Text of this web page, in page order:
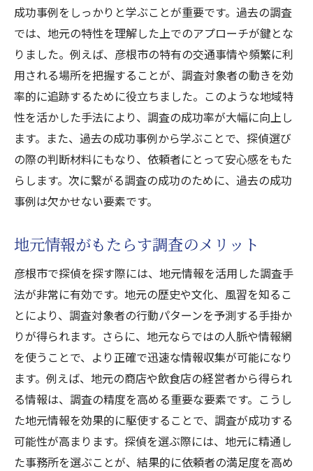
成功事例をしっかりと学ぶことが重要です。過去の調査
では、地元の特性を理解した上でのアプローチが鍵とな
りました。例えば、彦根市の特有の交通事情や頻繁に利
用される場所を把握することが、調査対象者の動きを効
率的に追跡するために役立ちました。このような地域特
性を活かした手法により、調査の成功率が大幅に向上し
ます。また、過去の成功事例から学ぶことで、探偵選び
の際の判断材料にもなり、依頼者にとって安心感をもた
らします。次に繋がる調査の成功のために、過去の成功
事例は欠かせない要素です。
地元情報がもたらす調査のメリット
彦根市で探偵を探す際には、地元情報を活用した調査手
法が非常に有効です。地元の歴史や文化、風習を知るこ
とにより、調査対象者の行動パターンを予測する手掛か
りが得られます。さらに、地元ならではの人脈や情報網
を使うことで、より正確で迅速な情報収集が可能になり
ます。例えば、地元の商店や飲食店の経営者から得られ
る情報は、調査の精度を高める重要な要素です。こうし
た地元情報を効果的に駆使することで、調査が成功する
可能性が高まります。探偵を選ぶ際には、地元に精通し
た事務所を選ぶことが、結果的に依頼者の満足度を高め